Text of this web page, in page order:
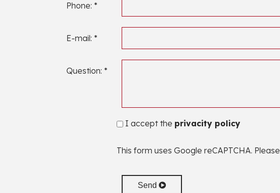
Phone: *
E-mail: *
Question: *
I accept the privacity policy
This form uses Google reCAPTCHA. Please
Send